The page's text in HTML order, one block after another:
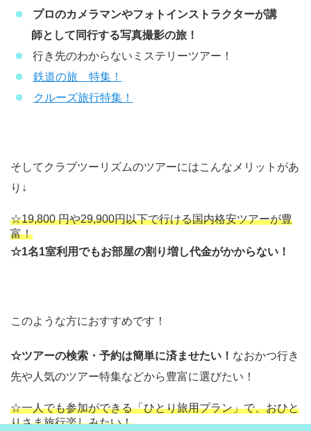
プロのカメラマンやフォトインストラクターが講
師として同行する写真撮影の旅！
行き先のわからないミステリーツアー！
鉄道の旅 特集！
クルーズ旅行特集！
そしてクラブツーリズムのツアーにはこんなメリットがあ
り↓
☆19,800 円や29,900円以下で行ける国内格安ツアーが豊
富！
☆1名1室利用でもお部屋の割り増し代金がかからない！
このような方におすすめです！
☆ツアーの検索・予約は簡単に済ませたい！ なおかつ行き
先や人気のツアー特集などから豊富に選びたい！
☆一人でも参加ができる「ひとり旅用プラン」で、おひと
りさま旅行楽しみたい！